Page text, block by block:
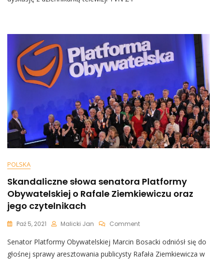
Rozbiła
Narrację
Dziennikarki
TVN
POLSKA
Skandaliczne słowa senatora Platformy
Obywatelskiej o Rafale Ziemkiewiczu oraz
jego czytelnikach
Paź 5, 2021 Malicki Jan CommentOn
Słowa
Senatora
Senator Platformy Obywatelskiej Marcin Bosacki odniósł się do
głośnej sprawy aresztowania publicysty Rafała Ziemkiewicza w